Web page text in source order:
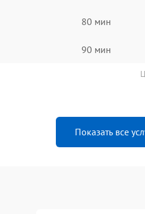
80 мин
90 мин
Показать все